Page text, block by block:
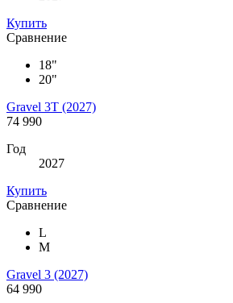
Купить
Сравнение
18"
20"
Gravel 3Т (2027)
74 990
Год
2027
Купить
Сравнение
L
M
Gravel 3 (2027)
64 990